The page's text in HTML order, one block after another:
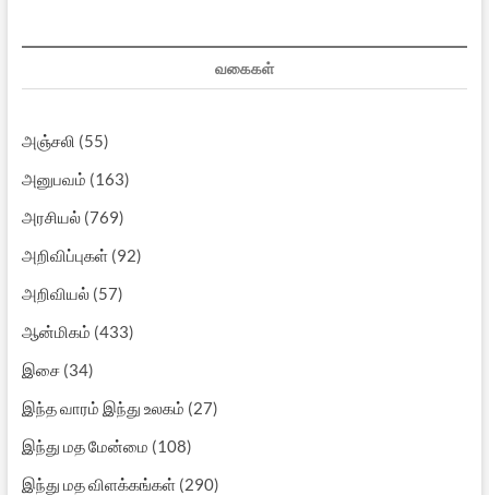
வகைகள்
அஞ்சலி (55)
அனுபவம் (163)
அரசியல்(769)
அறிவிப்புகள்(92)
அறிவியல்(57)
ஆன்மிகம் (433)
இசை(34)
இந்த வாரம் இந்து உலகம் (27)
இந்து மத மேன்மை (108)
இந்து மத விளக்கங்கள்(290)